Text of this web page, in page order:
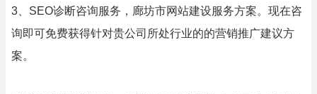
3、SEO诊断咨询服务，廊坊市网站建设服务方案。现在咨
询即可免费获得针对贵公司所处行业的的营销推广建议方
案。